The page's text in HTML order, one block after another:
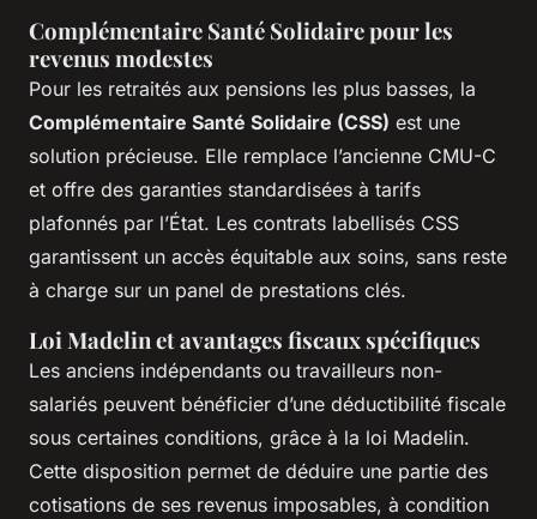
Complémentaire Santé Solidaire pour les
revenus modestes
Pour les retraités aux pensions les plus basses, la
Complémentaire Santé Solidaire (CSS) est une
solution précieuse. Elle remplace l’ancienne CMU-C
et offre des garanties standardisées à tarifs
plafonnés par l’État. Les contrats labellisés CSS
garantissent un accès équitable aux soins, sans reste
à charge sur un panel de prestations clés.
Loi Madelin et avantages fiscaux spécifiques
Les anciens indépendants ou travailleurs non-
salariés peuvent bénéficier d’une déductibilité fiscale
sous certaines conditions, grâce à la loi Madelin.
Cette disposition permet de déduire une partie des
cotisations de ses revenus imposables, à condition